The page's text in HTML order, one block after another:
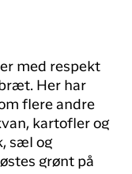
med respekt
Her har
flere andre
kartofler og
sæl og
grønt på